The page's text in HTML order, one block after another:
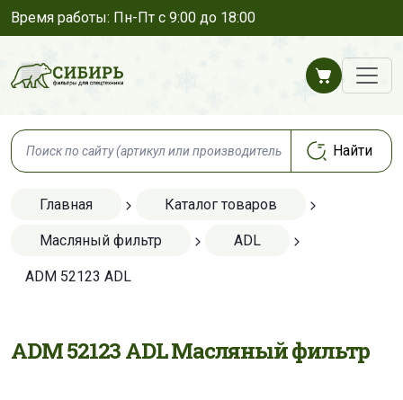
Время работы: Пн-Пт с 9:00 до 18:00
Главная Каталог товаров
Масляный фильтр ADL
ADM 52123 ADL
ADM 52123 ADL Масляный фильтр